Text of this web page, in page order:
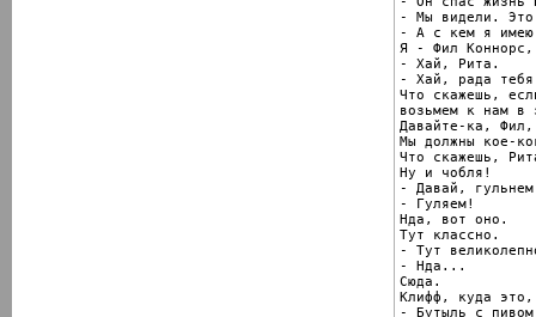
- Мы видели.
- А с кем я имею
Я - Фил
- Хай, Рита.
- Хай, рада
Что скажешь,
возьмем к нам в
Давайте-ка,
Мы должны кое-
Что скажешь,
Ну и чобля!
- Давай,
- Гуляем!
Нда, вот оно.
Тут классно.
- Тут
- Нда...
Сюда.
Клифф, куда
- Бутыль с